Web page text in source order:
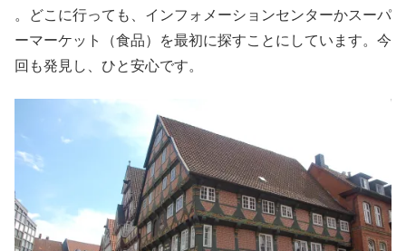
。どこに行っても、インフォメーションセンターかスーパ
ーマーケット（食品）を最初に探すことにしています。今
回も発見し、ひと安心です。